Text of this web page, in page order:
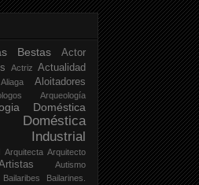
Bestas Actor
Actriz Actualidad
Aliaga Aloitadores
Arqueología
Doméstica
Doméstica
Industrial
Arquitecta Arquitecto
Autismo
Bailaribes
Bailarines.